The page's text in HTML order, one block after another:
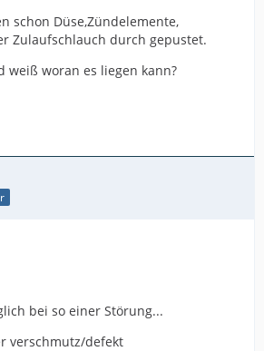
schon Düse,Zündelemente,
Zulaufschlauch durch gepustet.
weiß woran es liegen kann?
bei so einer Störung...
verschmutz/defekt